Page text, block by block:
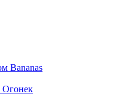
Bananas
Огонек